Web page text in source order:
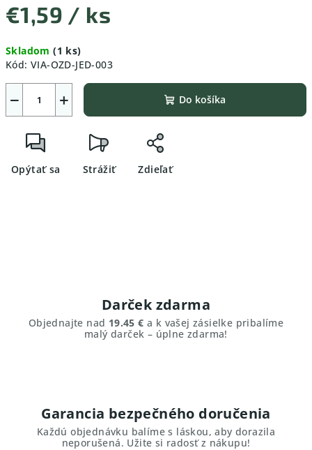
€1,59 / ks
cena:
Skladom(1 ks)
Kód: VIA-OZD-JED-003
+
− Do košíka
Opýtať sa Strážiť Zdieľať
Darček zdarma
Objednajte nad 19.45 € a k vašej zásielke pribalíme
malý darček – úplne zdarma!
Garancia bezpečného doručenia
Každú objednávku balíme s láskou, aby dorazila
neporušená. Užite si radosť z nákupu!